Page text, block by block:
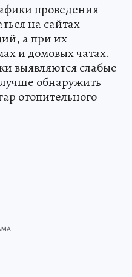
проведения
на сайтах
а при их
и домовых чатах.
выявляются слабые
обнаружить
отопительного